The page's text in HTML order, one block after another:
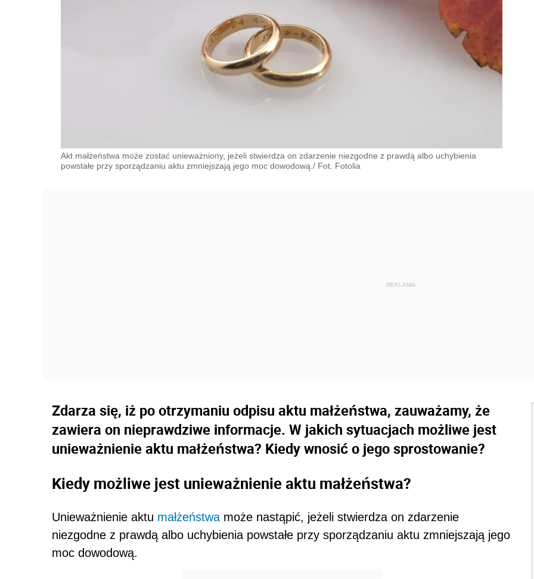
Akt małżeństwa może zostać unieważniony, jeżeli stwierdza on zdarzenie niezgodne z prawdą albo uchybienia
powstałe przy sporządzaniu aktu zmniejszają jego moc dowodową./ Fot. Fotolia
Zdarza się, iż po otrzymaniu odpisu aktu małżeństwa, zauważamy, że
zawiera on nieprawdziwe informacje. W jakich sytuacjach możliwe jest
unieważnienie aktu małżeństwa? Kiedy wnosić o jego sprostowanie?
Kiedy możliwe jest unieważnienie aktu małżeństwa?
Unieważnienie aktu małżeństwa może nastąpić, jeżeli stwierdza on zdarzenie
niezgodne z prawdą albo uchybienia powstałe przy sporządzaniu aktu zmniejszają jego
moc dowodową.